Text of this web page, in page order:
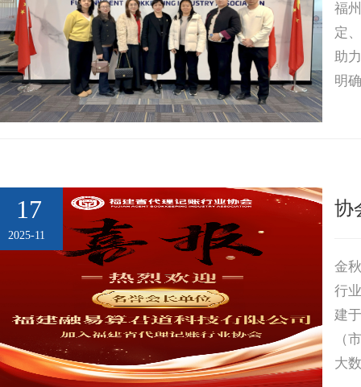
条
党
建
员
企
业
协
会
慈
善
会
员
风
通
讯
联
们
福
定
助
明
17
2025-11
协
金
行
建
（
大